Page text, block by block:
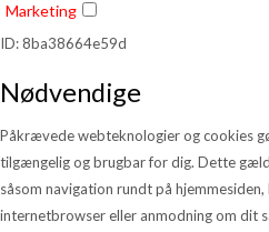
Marketing
ID: 8ba38664e59d
Nødvendige
Påkrævede webteknologier og cookies
tilgængelig og brugbar for dig. Dette
såsom navigation rundt på
internetbrowser eller anmodning om dit